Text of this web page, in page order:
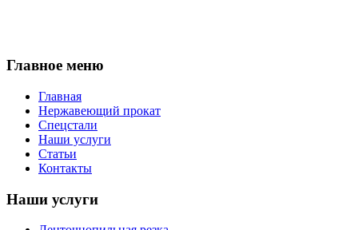
Главное меню
Главная
Нержавеющий прокат
Спецстали
Наши услуги
Статьи
Контакты
Наши услуги